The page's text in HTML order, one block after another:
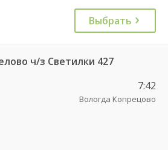
Выбрать
ч/з Светилки 427
7:42
Вологда Копрецово